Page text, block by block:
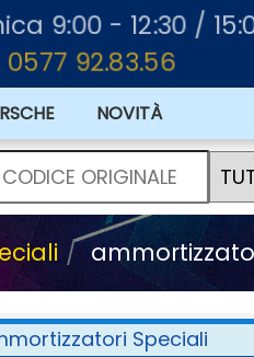
9:00 - 12:30 /
0577 92.83.56
NOVITÀ
Speciali